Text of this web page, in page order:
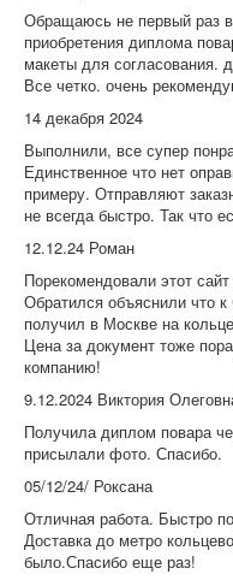
Обращаюсь не первый раз
приобретения диплома
макеты для согласования.
Все четко. очень
14 декабря 2024
Выполнили, все супер
Единственное что нет
примеру. Отправляют
не всегда быстро. Так что
12.12.24 Роман
Порекомендовали этот
Обратился объяснили что
получил в Москве на
Цена за документ тоже
компанию!
9.12.2024 Виктория
Получила диплом повара
присылали фото. Спасибо.
05/12/24/ Роксана
Отличная работа. Быстро
Доставка до метро
было.Спасибо еще раз!